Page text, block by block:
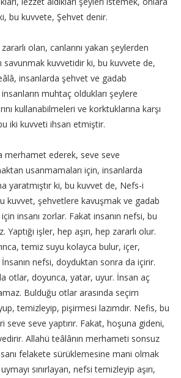
bu kuvvete, Şehvet denir.
olan, canlarını yakan şeylerden
savunmak kuvvetidir ki, bu kuvvete de,
insanlarda şehvet ve gadab
muhtaç oldukları şeylere
kullanabilmeleri ve korktuklarına karşı
iki kuvveti ihsan etmiştir.
merhamet ederek, seve seve
usanmamaları için, insanlarda
yaratmıştır ki, bu kuvvet de, Nefs-i
kuvvet, şehvetlere kavuşmak ve gadab
insanı zorlar. Fakat insanın nefsi, bu
Yaptığı işler, hep aşırı, hep zararlı olur.
temiz suyu kolayca bulur, içer,
nefsi, doyduktan sonra da içirir.
otlar, doyunca, yatar, uyur. İnsan aç
Bulduğu otlar arasında seçim
temizleyip, pişirmesi lazımdır. Nefis, bu
seve seve yaptırır. Fakat, hoşuna gideni,
Allahü teâlânın merhameti sonsuz
felakete sürüklemesine mani olmak
sınırlayan, nefsi temizleyip aşırı,